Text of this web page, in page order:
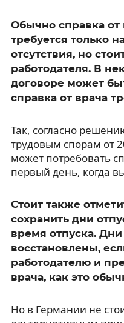
Обычно справка от
требуется только
отсутствия, но
работодателя. В
договоре может
справка от врача
Так, согласно
трудовым спорам от
может потребовать
первый день, когда
Стоит также
сохранить дни
время отпуска.
восстановлены,
работодателю и
врача, как это
Но в Германии не